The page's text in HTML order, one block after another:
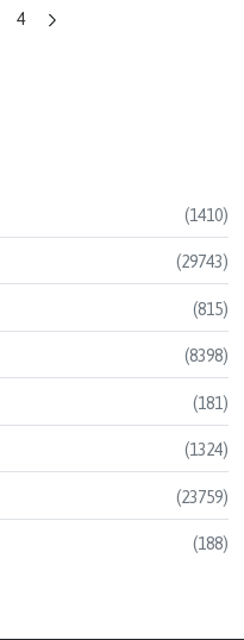
4
(1410)
(29743)
(815)
(8398)
(181)
(1324)
(23759)
(188)